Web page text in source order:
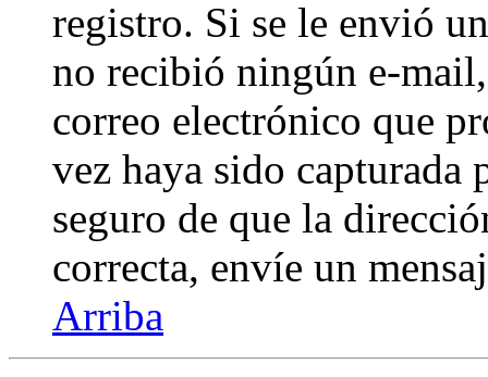
registro. Si se le envió
no recibió ningún e-
correo electrónico que
vez haya sido capturada
seguro de que la
correcta, envíe un
Arriba